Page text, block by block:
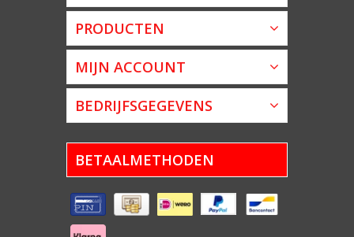
PRODUCTEN
MIJN ACCOUNT
BEDRIJFSGEGEVENS
BETAALMETHODEN